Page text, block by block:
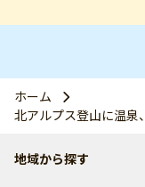
ホーム
北アルプス登山に温泉
地域から探す